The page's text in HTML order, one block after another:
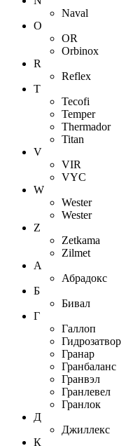
Naval
O
OR
Orbinox
R
Reflex
T
Tecofi
Temper
Thermador
Titan
V
VIR
VYC
W
Wester
Wester
Z
Zetkama
Zilmet
А
Абрадокс
Б
Бивал
Г
Галлоп
Гидрозатвор
Гранар
Гранбаланс
Гранвэл
Гранлевел
Гранлок
Д
Джиллекс
К